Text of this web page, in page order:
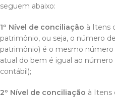
seguem abaixo:
1º Nível de conciliação à Itens
patrimônio, ou seja, o número
patrimônio) é o mesmo número
atual do bem é igual ao
contábil);
2º Nível de conciliação à Itens